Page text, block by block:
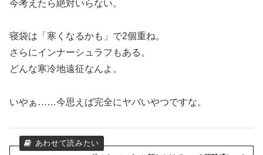
今考えたら絶対いらない。
寝袋は「寒くなるかも」で2個重ね。
さらにインナーシュラフもある。
どんな寒冷地遠征なんよ。
いやぁ……今思えば完全にヤバいやつですな。